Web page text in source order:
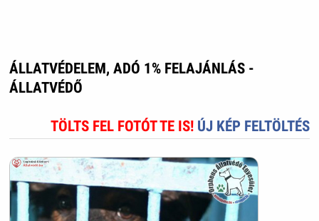
ÁLLATVÉDELEM, ADÓ 1% FELAJÁNLÁS -
ÁLLATVÉDŐ
TÖLTS FEL FOTÓT TE IS! ÚJ KÉP FELTÖLTÉS